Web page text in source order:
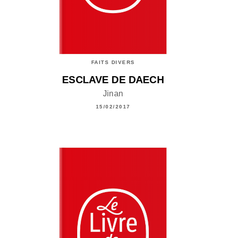
FAITS DIVERS
ESCLAVE DE DAECH
Jinan
15/02/2017